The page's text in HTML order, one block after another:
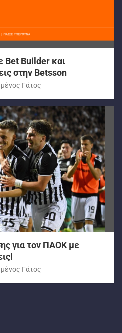
Bet Builder και
στην Betsson
Γάτος
για τον ΠΑΟΚ με
Γάτος